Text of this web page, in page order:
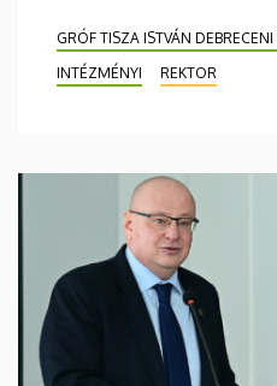
GRÓF TISZA ISTVÁN
INTÉZMÉNYI
REKTOR